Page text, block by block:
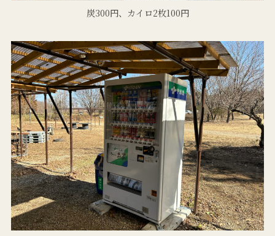
炭300円、カイロ2枚100円